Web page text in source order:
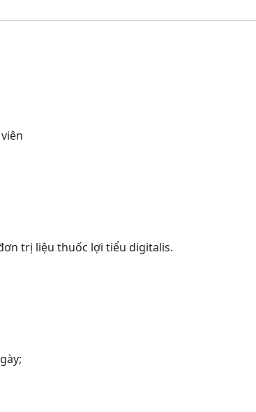
trị liệu thuốc lợi tiểu digitalis.